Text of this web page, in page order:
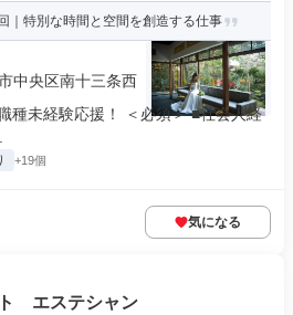
｜特別な時間と空間を創造する仕事
中央区南十三条西
種未経験応援！ ＜必須＞ ■社会人経
+19個
気になる
エステシャン